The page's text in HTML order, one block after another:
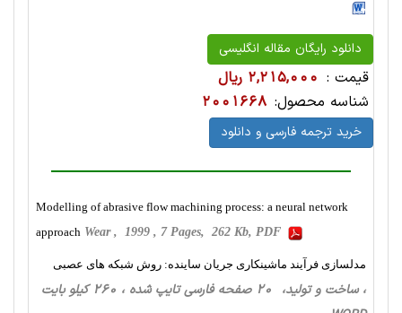
دانلود رایگان مقاله انگلیسی
قیمت : 2,215,000 ریال
شناسه محصول: 2001668
خرید ترجمه فارسی و دانلود
Modelling of abrasive flow machining process: a neural network
approach Wear , 1999 , 7 Pages, 262 Kb, PDF
مدلسازی فرآیند ماشینکاری جریان ساینده: روش شبکه های عصبی
، ساخت‌ و تولید، 20 صفحه فارسی تایپ شده ، 260 کیلو بایت